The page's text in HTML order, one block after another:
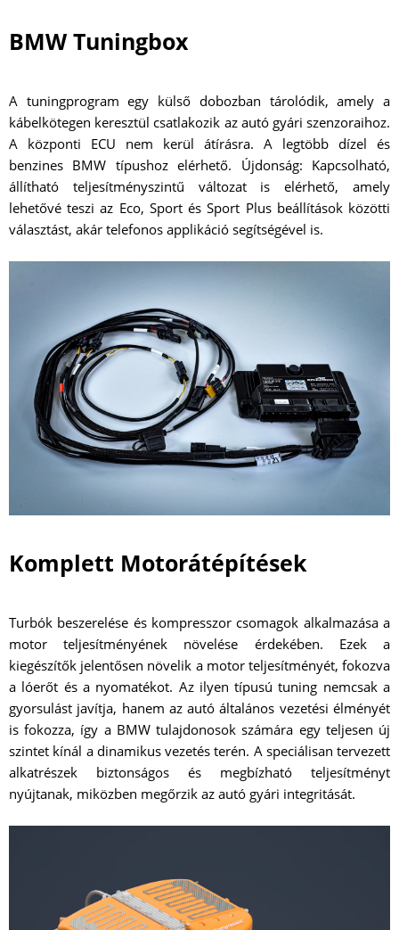
BMW Tuningbox
A tuningprogram egy külső dobozban tárolódik, amely a
kábelkötegen keresztül csatlakozik az autó gyári szenzoraihoz.
A központi ECU nem kerül átírásra. A legtöbb dízel és
benzines BMW típushoz elérhető. Újdonság: Kapcsolható,
állítható teljesítményszintű változat is elérhető, amely
lehetővé teszi az Eco, Sport és Sport Plus beállítások közötti
választást, akár telefonos applikáció segítségével is.
Komplett Motorátépítések
Turbók beszerelése és kompresszor csomagok alkalmazása a
motor teljesítményének növelése érdekében. Ezek a
kiegészítők jelentősen növelik a motor teljesítményét, fokozva
a lóerőt és a nyomatékot. Az ilyen típusú tuning nemcsak a
gyorsulást javítja, hanem az autó általános vezetési élményét
is fokozza, így a BMW tulajdonosok számára egy teljesen új
szintet kínál a dinamikus vezetés terén. A speciálisan tervezett
alkatrészek biztonságos és megbízható teljesítményt
nyújtanak, miközben megőrzik az autó gyári integritását.